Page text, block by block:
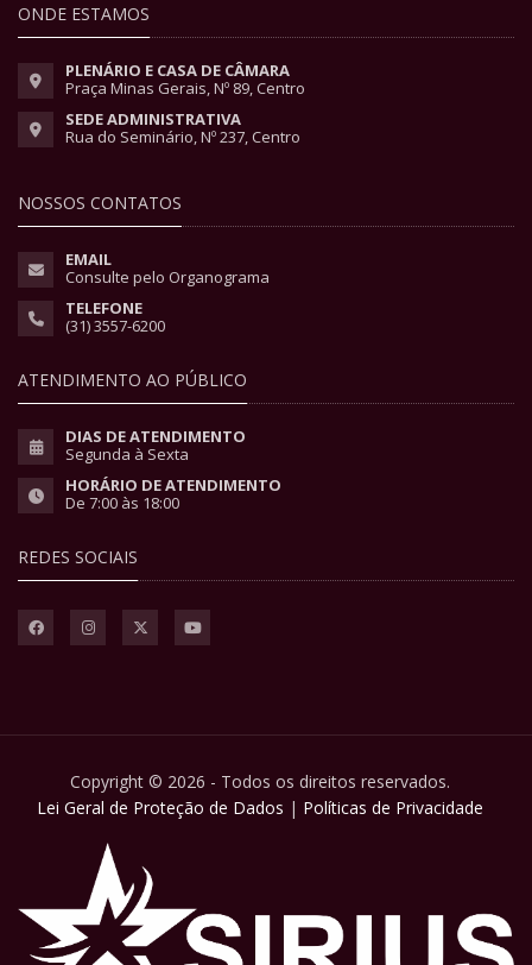
ONDE ESTAMOS
PLENÁRIO E CASA DE CÂMARA
Praça Minas Gerais, Nº 89, Centro
SEDE ADMINISTRATIVA
Rua do Seminário, Nº 237, Centro
NOSSOS CONTATOS
EMAIL
Consulte pelo Organograma
TELEFONE
(31) 3557-6200
ATENDIMENTO AO PÚBLICO
DIAS DE ATENDIMENTO
Segunda à Sexta
HORÁRIO DE ATENDIMENTO
De 7:00 às 18:00
REDES SOCIAIS
Copyright © 2026 - Todos os direitos reservados.
Lei Geral de Proteção de Dados | Políticas de Privacidade